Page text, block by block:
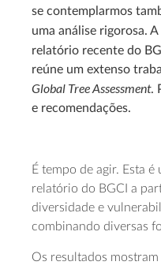
se contemplarmos
uma análise rigorosa.
relatório recente do
reúne um extenso
Global Tree Assessment.
e recomendações.
É tempo de agir. Esta
relatório do BGCI a
diversidade e
combinando diversas
Os resultados